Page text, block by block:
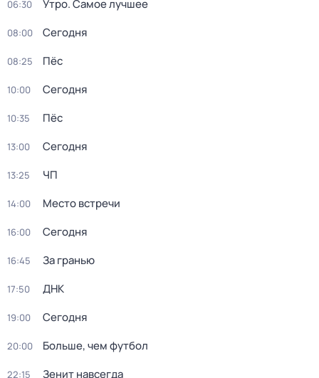
06:30 Утро. Самое лучшее
08:00 Сегодня
08:25 Пёс
10:00 Сегодня
10:35 Пёс
13:00 Сегодня
13:25 ЧП
14:00 Место встречи
16:00 Сегодня
16:45 За гранью
17:50 ДНК
19:00 Сегодня
20:00 Больше, чем футбол
22:15 Зенит навсегда